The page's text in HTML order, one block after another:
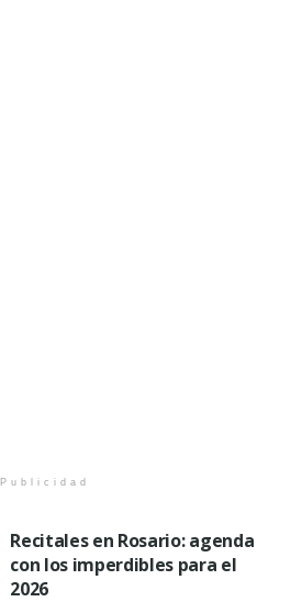
Publicidad
Recitales en Rosario: agenda
con los imperdibles para el
2026